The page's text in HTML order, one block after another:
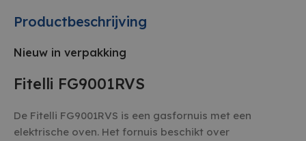
Productbeschrijving
Nieuw in verpakking
Fitelli FG9001RVS
De Fitelli FG9001RVS is een gasfornuis met een
elektrische oven. Het fornuis beschikt over